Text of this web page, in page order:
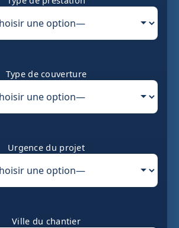
Type de couverture
Urgence du projet
Ville du chantier